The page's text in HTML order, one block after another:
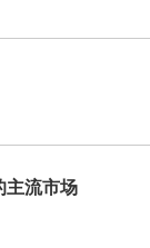
主流市场